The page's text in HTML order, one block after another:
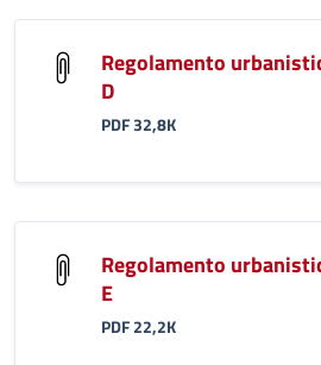
Regolamento
D
PDF 32,8K
Regolamento
E
PDF 22,2K